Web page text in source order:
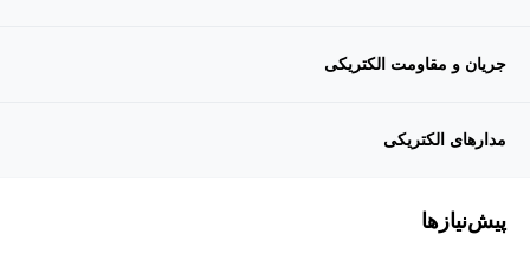
جریان و مقاومت الکتریکی
مدارهای الکتریکی
پیش‌نیاز‌ها